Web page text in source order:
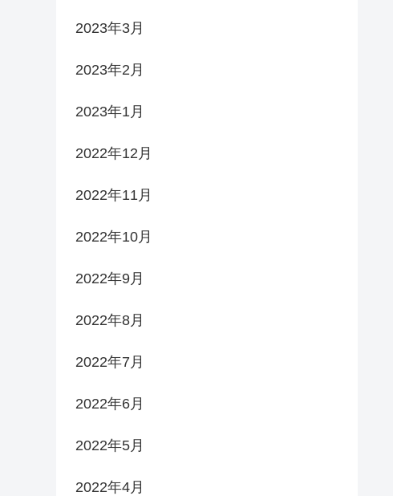
2023年3月
2023年2月
2023年1月
2022年12月
2022年11月
2022年10月
2022年9月
2022年8月
2022年7月
2022年6月
2022年5月
2022年4月